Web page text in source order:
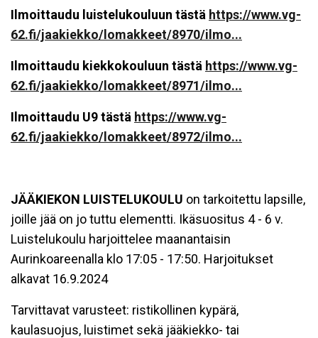
Ilmoittaudu luistelukouluun tästä https://www.vg-
62.fi/jaakiekko/lomakkeet/8970/ilmo...
Ilmoittaudu kiekkokouluun tästä https://www.vg-
62.fi/jaakiekko/lomakkeet/8971/ilmo...
Ilmoittaudu U9 tästä https://www.vg-
62.fi/jaakiekko/lomakkeet/8972/ilmo...
JÄÄKIEKON LUISTELUKOULU on tarkoitettu lapsille,
joille jää on jo tuttu elementti. Ikäsuositus 4 - 6 v.
Luistelukoulu harjoittelee maanantaisin
Aurinkoareenalla klo 17:05 - 17:50. Harjoitukset
alkavat 16.9.2024
Tarvittavat varusteet: ristikollinen kypärä,
kaulasuojus, luistimet sekä jääkiekko- tai